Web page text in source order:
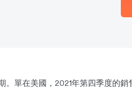
單在美國，2021年第四季度的銷